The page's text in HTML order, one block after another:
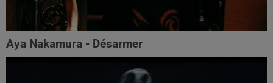
Aya Nakamura - Désarmer